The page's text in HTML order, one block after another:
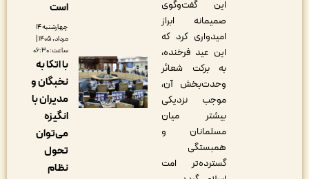
این گفت‌وگوی
صمیمانه ابراز
امیدواری کرد که
این عید فرخنده،
به برکت شعائر
وحدت‌بخش آن،
موجب نزدیکی
بیشتر میان
مسلمانان و
همبستگی
گسترده‌تر امت
چهارشنبه ۱۴
مرداد, ۱۴۰۵ |
با اتکا به
نخبگان و
مدیران با
می‌توان